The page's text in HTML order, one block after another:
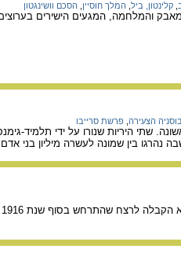
קלינטון, ביל המלך חוסיין הסכם וושינגטון
בדף זה עוסק בהסכם השלום בין ישראל לירדן: ביחסי ישראל-ירדן במאה ה-20, המאבק והמלחמה, המגעים
בוסניה הצעירה פרשת סרייבו
נהרגו בין שמונה לעשרה מיליון בני